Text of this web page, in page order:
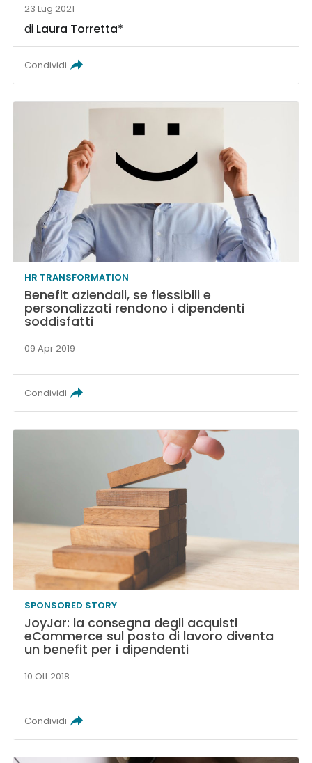
23 Lug 2021
di Laura Torretta*
Condividi
HR TRANSFORMATION
Benefit aziendali, se flessibili e
personalizzati rendono i dipendenti
soddisfatti
09 Apr 2019
Condividi
SPONSORED STORY
JoyJar: la consegna degli acquisti
eCommerce sul posto di lavoro diventa
un benefit per i dipendenti
10 Ott 2018
Condividi